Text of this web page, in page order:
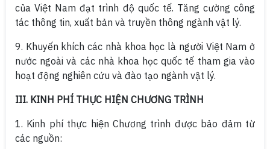
của Việt Nam đạt trình độ quốc tế. Tăng cường công
tác thông tin, xuất bản và truyền thông ngành vật lý.
9. Khuyến khích các nhà khoa học là người Việt Nam ở
nước ngoài và các nhà khoa học quốc tế tham gia vào
hoạt động nghiên cứu và đào tạo ngành vật lý.
III. KINH PHÍ THỰC HIỆN CHƯƠNG TRÌNH
1. Kinh phí thực hiện Chương trình được bảo đảm từ
các nguồn: